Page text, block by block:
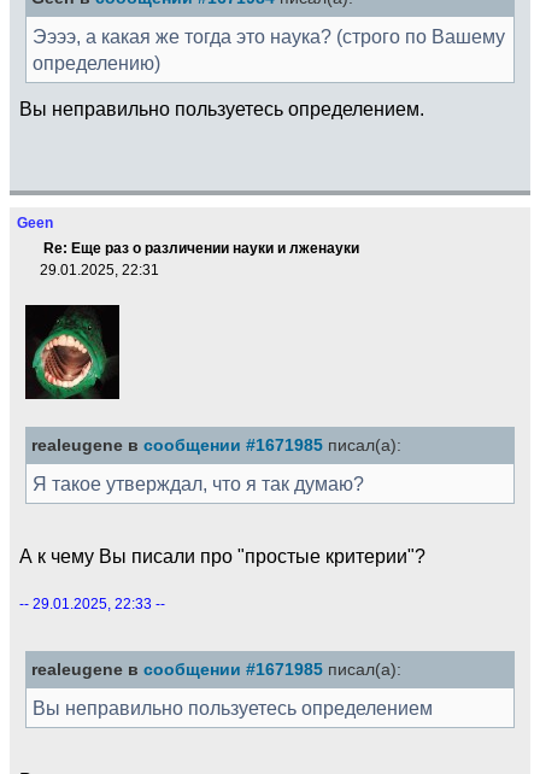
Ээээ, а какая же тогда это наука? (строго по Вашему
определению)
Вы неправильно пользуетесь определением.
Geen
Re: Еще раз о различении науки и лженауки
29.01.2025, 22:31
realeugene в сообщении #1671985 писал(а):
Я такое утверждал, что я так думаю?
А к чему Вы писали про "простые критерии"?
-- 29.01.2025, 22:33 --
realeugene в сообщении #1671985 писал(а):
Вы неправильно пользуетесь определением